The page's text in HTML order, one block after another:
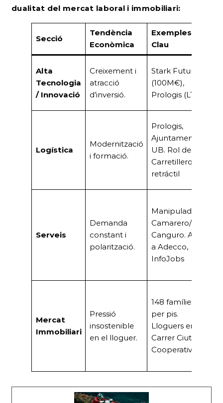
dualitat del mercat laboral i immobiliari:
Secció
Tendència
Econòmica
Exemples
Clau
Alta
Tecnologia
/ Innovació
Creixement i
atracció
d’inversió.
Stark Future
(100M€),
Prologis (LTIM)
Logística
Modernització
i formació.
Prologis,
Ajuntament,
UB. Rol de
Carretillero/a
retráctil
Serveis
Demanda
constant i
polarització.
Manipulador/a,
Camarero/a,
Canguro. Altes
a Adecco,
InfoJobs
Mercat
Immobiliari
Pressió
insostenible
en el lloguer.
148 famílies
per pis.
Lloguers en
Carrer Ciutat
Cooperativa